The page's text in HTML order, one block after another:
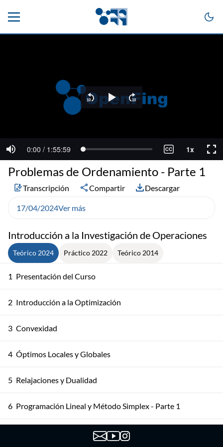
Introducción a la Investigación de Operaciones
Teórico 2024 Práctico 2022 Teórico 2014
1 Presentación del Curso
2 Introducción a la Optimización
3 Convexidad
4 Óptimos Locales y Globales
5 Relajaciones y Dualidad
6 Programación Lineal y Método Simplex - Parte 1
Programación Lineal y Método Simplex - Parte 2
Problemas de Ordenamiento - Parte 1
Transcripción Compartir Descargar
17/04/2024Ver más